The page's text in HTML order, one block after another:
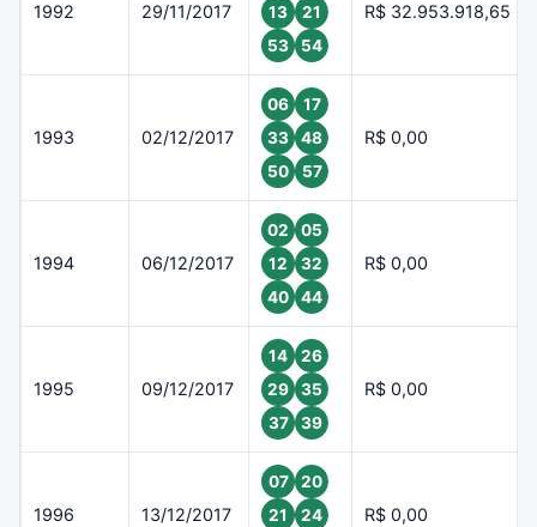
1992 29/11/2017
13
21
53
54
R$ 32.953.918,65
1993 02/12/2017
06
17
33
48
50
57
R$ 0,00
1994 06/12/2017
02
05
12
32
40
44
R$ 0,00
1995 09/12/2017
14
26
29
35
37
39
R$ 0,00
1996 13/12/2017
07
20
21
24
R$ 0,00